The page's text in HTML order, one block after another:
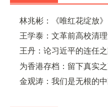
林兆彬：《唯红花绽放
王学泰：文革前高校清
王丹：论习近平的连任
为香港存档：留下真实
金观涛：我们是无根的